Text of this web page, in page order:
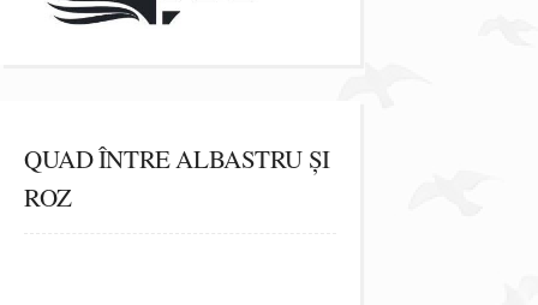
QUAD ÎNTRE ALBASTRU ȘI
ROZ